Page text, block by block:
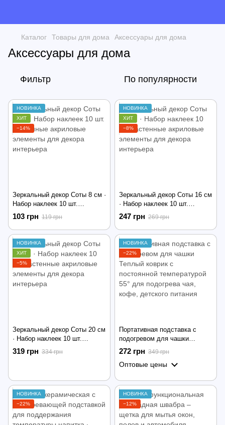
Каталог Товары для дома Аксессуары для дома
Аксессуары для дома
Фильтр По популярности
НОВИНКА
ХИТ
−14%
Зеркальный декор Соты 8 см ·
Набор наклеек 10 шт.
настенные акриловые
элементы для декора
интерьера
103 грн 119 грн
НОВИНКА
ХИТ
−8%
Зеркальный декор Соты 16 см
· Набор наклеек 10 шт.
настенные акриловые
элементы для декора
интерьера
247 грн 269 грн
НОВИНКА
ХИТ
−5%
Зеркальный декор Соты 20 см
· Набор наклеек 10 шт.
настенные акриловые
элементы для декора
319 грн 334 грн
НОВИНКА
−22%
Портативная подставка с
подогревом для чашки
Теплый коврик с постоянной
температурой 55° для
подогрева чая, кофе,
272 грн 349 грн
Оптовые цены
НОВИНКА
−22%
НОВИНКА
−12%